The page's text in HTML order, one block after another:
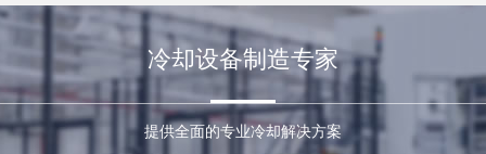
冷却设备制造专家
提供全面的专业冷却解决方案